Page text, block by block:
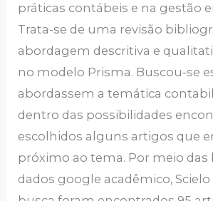
práticas contábeis e na gestão
Trata-se de uma revisão
abordagem descritiva e
no modelo Prisma. Buscou-se
abordassem a temática
dentro das possibilidades
escolhidos alguns artigos que
próximo ao tema. Por meio das
dados google acadêmico, Scielo